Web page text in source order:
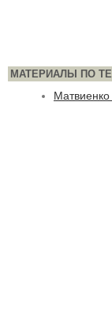
МАТЕРИАЛЫ ПО